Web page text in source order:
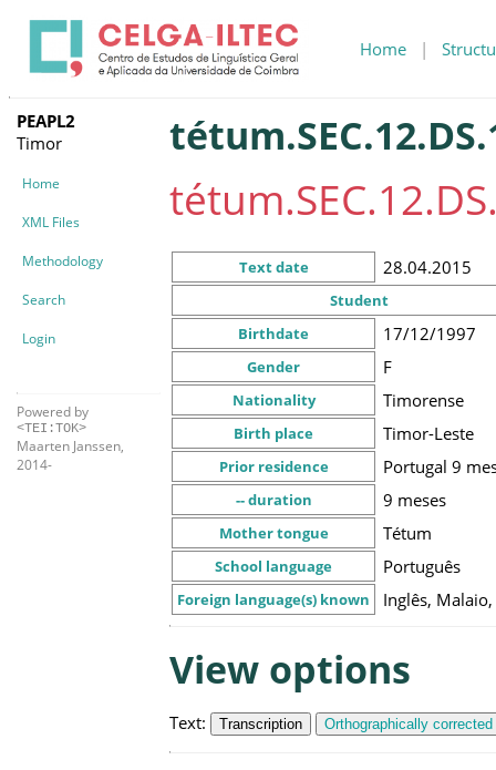
Home |
PEAPL2
Timor
Home
XML Files
Methodology
Search
Login
Powered by
<TEI:TOK>
Maarten Janssen,
2014-
Text date 28.04.2015
Student
Birthdate
17/12/1997
Gender F
Nationality Timorense
Birth place Timor-Leste
Prior residence Portugal 9
-- duration 9 meses
Mother tongue Tétum
School language Português
Foreign language(s) known Inglês,
View options
Text: Transcription Orthographically